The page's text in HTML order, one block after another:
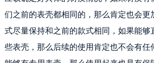
们之前的表壳都相同的，那么肯定也会更
式尽量保持和之前的款式相同，如果能够
些表壳，那么后续的使用肯定也不会有任